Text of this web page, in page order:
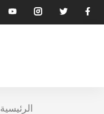
الرئيسية